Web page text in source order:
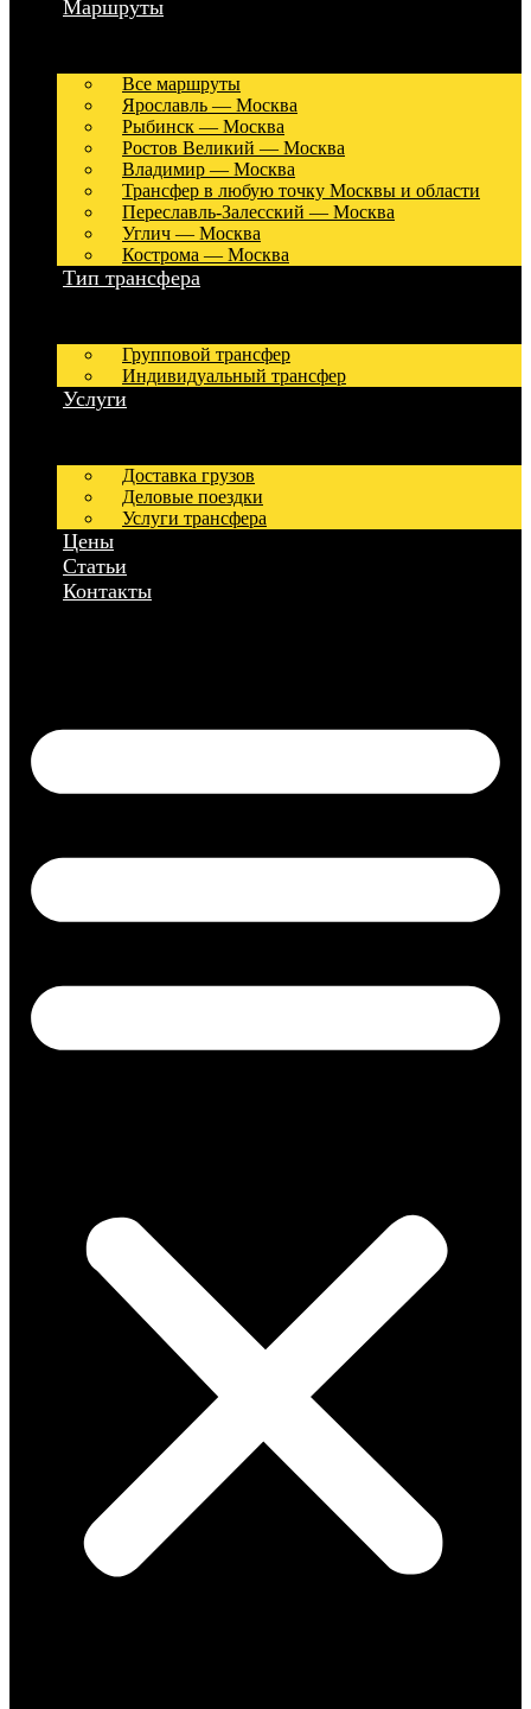
Маршруты
Все маршруты
Ярославль — Москва
Рыбинск — Москва
Ростов Великий — Москва
Владимир — Москва
Трансфер в любую точку Москвы и области
Переславль-Залесский — Москва
Углич — Москва
Кострома — Москва
Тип трансфера
Групповой трансфер
Индивидуальный трансфер
Услуги
Доставка грузов
Деловые поездки
Услуги трансфера
Цены
Статьи
Контакты